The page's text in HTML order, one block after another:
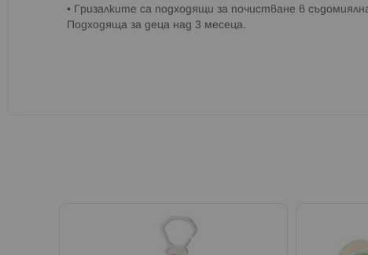
• Гризалките са подходящи за почистване в
Подходяща за деца над 3 месеца.